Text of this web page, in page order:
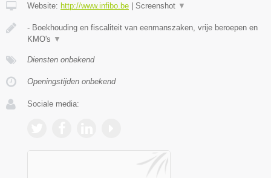
Website: http://www.infibo.be | Screenshot ▼
- Boekhouding en fiscaliteit van eenmanszaken, vrije beroepen en
KMO's ▼
Diensten onbekend
Openingstijden onbekend
Sociale media: